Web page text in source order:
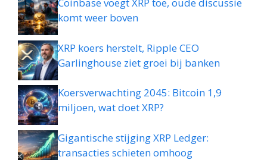
Coinbase voegt XRP toe, oude discussie
komt weer boven
XRP koers herstelt, Ripple CEO
Garlinghouse ziet groei bij banken
Koersverwachting 2045: Bitcoin 1,9
miljoen, wat doet XRP?
Gigantische stijging XRP Ledger:
transacties schieten omhoog